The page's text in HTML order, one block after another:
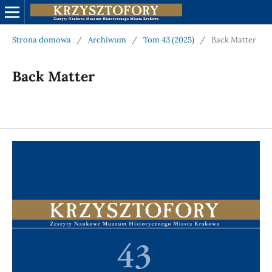
Strona domowa / Archiwum / Tom 43 (2025) / Back Matter
Back Matter